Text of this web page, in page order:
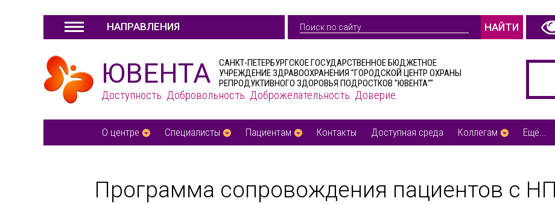
НАПРАВЛЕНИЯ НАЙТИ
ЮВЕНТА
САНКТ-ПЕТЕРБУРГСКОЕ ГОСУДАРСТВЕННОЕ БЮДЖЕТНОЕ
УЧРЕЖДЕНИЕ ЗДРАВООХРАНЕНИЯ "ГОРОДСКОЙ ЦЕНТР ОХРАНЫ
РЕПРОДУКТИВНОГО ЗДОРОВЬЯ ПОДРОСТКОВ "ЮВЕНТА""
Доступность. Добровольность. Доброжелательность. Доверие.
О центре Специалисты Пациентам Контакты Доступная среда Коллегам Ещё...
Программа сопровождения пациентов с